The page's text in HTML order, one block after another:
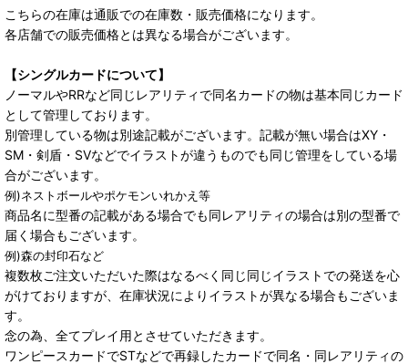
こちらの在庫は通販での在庫数・販売価格になります。
各店舗での販売価格とは異なる場合がございます。
【シングルカードについて】
ノーマルやRRなど同じレアリティで同名カードの物は基本同じカード
として管理しております。
別管理している物は別途記載がございます。記載が無い場合はXY・
SM・剣盾・SVなどでイラストが違うものでも同じ管理をしている場
合がございます。
例)ネストボールやポケモンいれかえ等
商品名に型番の記載がある場合でも同レアリティの場合は別の型番で
届く場合もございます。
例)森の封印石など
複数枚ご注文いただいた際はなるべく同じ同じイラストでの発送を心
がけておりますが、在庫状況によりイラストが異なる場合もございま
す。
念の為、全てプレイ用とさせていただきます。
ワンピースカードでSTなどで再録したカードで同名・同レアリティの